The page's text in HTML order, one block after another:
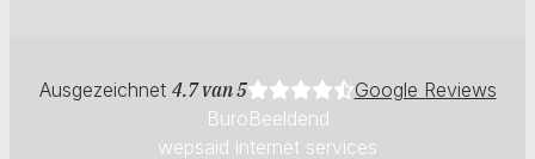
Ausgezeichnet 4.7 van 5
Google Reviews
BuroBeeldend
wepsaid internet services